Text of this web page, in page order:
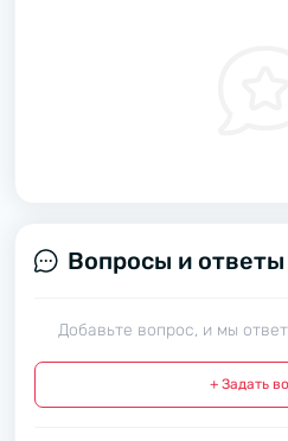
Вопросы и ответы
Добавьте вопрос, и мы
+ Задать